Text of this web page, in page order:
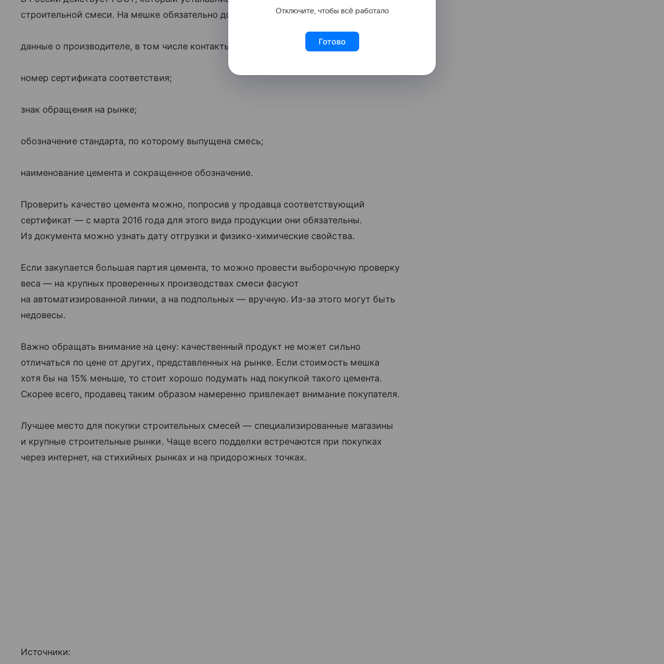
строительной смеси. На мешке обязательно должны быть:
данные о производителе, в том числе контакты;
номер сертификата соответствия;
знак обращения на рынке;
обозначение стандарта, по которому выпущена смесь;
наименование цемента и сокращенное обозначение.
Проверить качество цемента можно, попросив у продавца соответствующий
сертификат — с марта 2016 года для этого вида продукции они обязательны.
Из документа можно узнать дату отгрузки и физико-химические свойства.
Если закупается большая партия цемента, то можно провести выборочную проверку
веса — на крупных проверенных производствах смеси фасуют
на автоматизированной линии, а на подпольных — вручную. Из-за этого могут быть
недовесы.
Важно обращать внимание на цену: качественный продукт не может сильно
отличаться по цене от других, представленных на рынке. Если стоимость мешка
хотя бы на 15% меньше, то стоит хорошо подумать над покупкой такого цемента.
Скорее всего, продавец таким образом намеренно привлекает внимание покупателя.
Лучшее место для покупки строительных смесей — специализированные магазины
и крупные строительные рынки. Чаще всего подделки встречаются при покупках
через интернет, на стихийных рынках и на придорожных точках.
Источники:
Отключите, чтобы всё работало
Готово